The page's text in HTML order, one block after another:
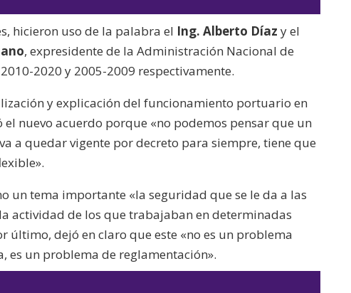
o
disminuir
el
audio
teclas
de
flecha
aumentar
disminuir
volumen.
hicieron uso de la palabra el Ing. Alberto Díaz y el
, expresidente de la Administración Nacional de
2020 y 2005-2009 respectivamente.
y explicación del funcionamiento portuario en
el nuevo acuerdo porque «no podemos pensar que un
a quedar vigente por decreto para siempre, tiene que
un tema importante «la seguridad que se le da a las
actividad de los que trabajaban en determinadas
último, dejó en claro que este «no es un problema
es un problema de reglamentación».